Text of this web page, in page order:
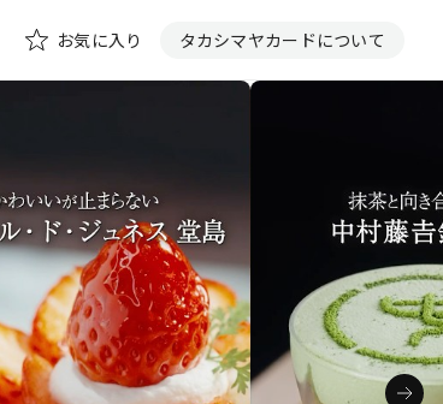
お気に入り タカシマヤカードについて